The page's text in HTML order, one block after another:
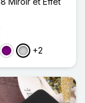
Clair
VioletArgenté
+2